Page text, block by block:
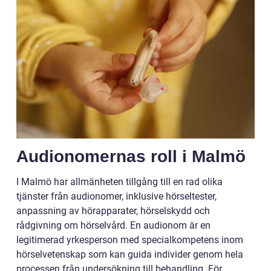
Audionomernas roll i Malmö
I Malmö har allmänheten tillgång till en rad olika
tjänster från audionomer, inklusive hörseltester,
anpassning av hörapparater, hörselskydd och
rådgivning om hörselvård. En audionom är en
legitimerad yrkesperson med specialkompetens inom
hörselvetenskap som kan guida individer genom hela